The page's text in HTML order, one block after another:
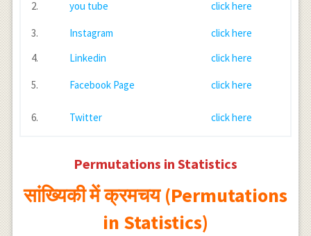
2. you tube click here
3. Instagram
click here
4.
Linkedin click here
5. Facebook Page click here
6. Twitter click here
Permutations in Statistics
सांख्यिकी में क्रमचय (Permutations
in Statistics)